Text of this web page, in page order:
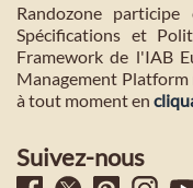
Randozone
Spécifications et
Framework de l'IAB
Management Platform
à tout moment en
Suivez-nous